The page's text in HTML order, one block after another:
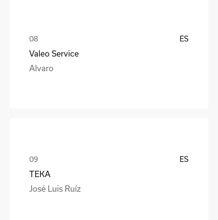
ES
Valeo Service
Alvaro
ES
TEKA
José Luis Ruíz